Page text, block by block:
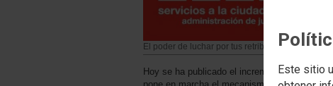
Este sitio
El poder de luchar por tus retribuciones
Hoy se ha publicado el incremento del PIB